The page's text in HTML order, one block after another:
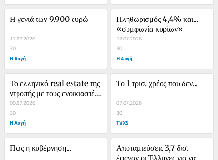
Η γενιά των 9.900 ευρώ
12.07.2026
30
Η Αυγή
Πληθωρισμός 4,4% και...
«συμφωνία κυρίων»
12.07.2026
30
Η Αυγή
Το ελληνικό real estate της
ντροπής με τους ενοικιαστές
να διώχνονται για τους
τουρίστες
09.07.2026
30
Η Αυγή
Το 1 τρισ. χρέος που δεν...
07.07.2026
30
TVXS
Πώς η κυβέρνηση...
Αποταμιεύσεις 3,7 δισ.
έφαγαν οι Έλληνες για να